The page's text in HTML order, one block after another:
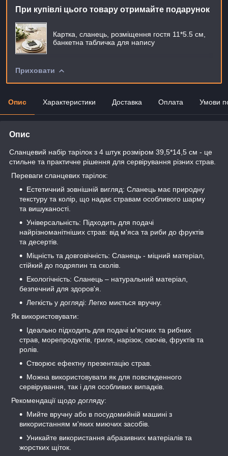
При купівлі цього товару отримайте подарунок
Картка, сланець, розміщення гостя 11*5.5 см,
банкетна табличка для напису
Приховати
Опис Характеристики Доставка Оплата Умови
Опис
Сланцевий набір тарілок з 4 штук розміром 39,5*14,5 см - це
стильне та практичне рішення для сервірування різних страв.
Переваги сланцевих тарілок:
Естетичний зовнішній вигляд: Сланець має природну
текстуру та колір, що надає стравам особливого шарму
та вишуканості.
Універсальність: Підходить для подачі
найрізноманітніших страв: від м'яса та риби до фруктів
та десертів.
Міцність та довговічність: Сланець - міцний матеріал,
стійкий до подряпин та сколів.
Екологічність: Сланець – натуральний матеріал,
безпечний для здоров'я.
Легкість у догляді: Легко миється вручну.
Як використовувати:
Ідеально підходить для подачі м'ясних та рибних
страв, морепродуктів, гриля, нарізок, овочів, фруктів та
ролів.
Створює ефектну презентацію страв.
Можна використовувати як для повсякденного
сервірування, так і для особливих випадків.
Рекомендації щодо догляду:
Мийте вручну або в посудомийній машині з
використанням м'яких миючих засобів.
Уникайте використання абразивних матеріалів та
жорстких щіток.